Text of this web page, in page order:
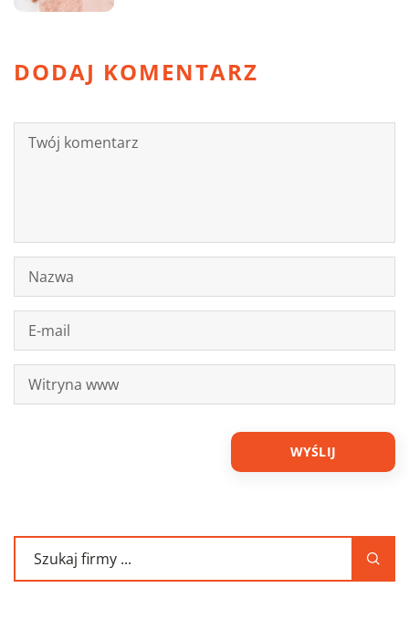
DODAJ KOMENTARZ